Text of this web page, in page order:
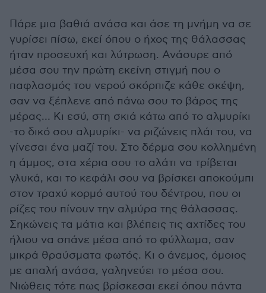
Πάρε μια βαθιά ανάσα και άσε τη μνήμη να σε
γυρίσει πίσω, εκεί όπου ο ήχος της θάλασσας
ήταν προσευχή και λύτρωση. Ανάσυρε από
μέσα σου την πρώτη εκείνη στιγμή που ο
παφλασμός του νερού σκόρπιζε κάθε σκέψη,
σαν να ξέπλενε από πάνω σου το βάρος της
μέρας… Κι εσύ, στη σκιά κάτω από το αλμυρίκι
-το δικό σου αλμυρίκι- να ριζώνεις πλάι του, να
γίνεσαι ένα μαζί του. Στο δέρμα σου κολλημένη
η άμμος, στα χέρια σου το αλάτι να τρίβεται
γλυκά, και το κεφάλι σου να βρίσκει αποκούμπι
στον τραχύ κορμό αυτού του δέντρου, που οι
ρίζες του πίνουν την αλμύρα της θάλασσας.
Σηκώνεις τα μάτια και βλέπεις τις αχτίδες του
ήλιου να σπάνε μέσα από το φύλλωμα, σαν
μικρά θραύσματα φωτός. Κι ο άνεμος, όμοιος
με απαλή ανάσα, γαληνεύει το μέσα σου.
Νιώθεις τότε πως βρίσκεσαι εκεί όπου πάντα